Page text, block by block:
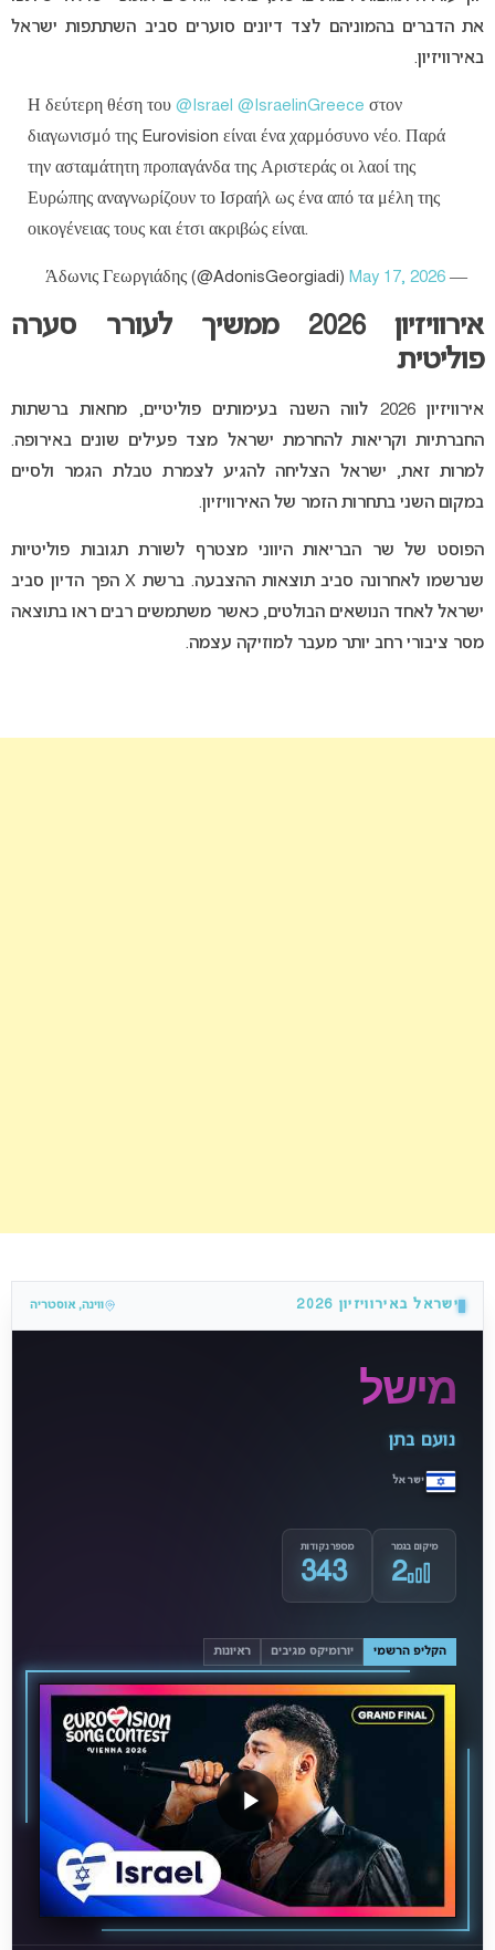
את הדברים בהמוניהם לצד דיונים סוערים סביב השתתפות ישראל
באירוויזיון.
Η δεύτερη θέση του @Israel @IsraelinGreece στον
διαγωνισμό της Eurovision είναι ένα χαρμόσυνο νέο. Παρά
την ασταμάτητη προπαγάνδα της Αριστεράς οι λαοί της
Ευρώπης αναγνωρίζουν το Ισραήλ ως ένα από τα μέλη της
οικογένειας τους και έτσι ακριβώς είναι.
— Άδωνις Γεωργιάδης (@AdonisGeorgiadi)
May 17, 2026
אירוויזיון 2026 ממשיך לעורר סערה
פוליטית
אירוויזיון 2026
לווה השנה בעימותים פוליטיים, מחאות ברשתות
החברתיות וקריאות להחרמת ישראל מצד פעילים שונים באירופה.
למרות זאת, ישראל הצליחה להגיע לצמרת טבלת הגמר ולסיים
במקום השני בתחרות הזמר של האירוויזיון.
הפוסט של שר הבריאות היווני מצטרף לשורת תגובות פוליטיות
שנרשמו לאחרונה סביב תוצאות ההצבעה. ברשת X הפך הדיון סביב
ישראל לאחד הנושאים הבולטים, כאשר משתמשים רבים ראו בתוצאה
מסר ציבורי רחב יותר מעבר למוזיקה עצמה.
ישראל באירוויזיון 2026 ווינה, אוסטריה
מישל
נועם בתן
ישראל
מיקום בגמר
2
מספר נקודות
343
הקליפ הרשמי יורומיקס מגיבים ראיונות